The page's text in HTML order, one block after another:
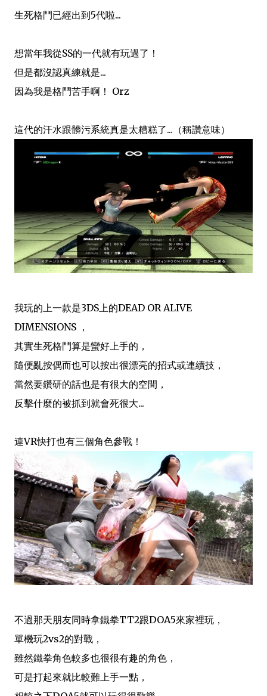
生死格鬥已經出到5代啦...
想當年我從SS的一代就有玩過了！
但是都沒認真練就是...
因為我是格鬥苦手啊！ Orz
這代的汗水跟髒污系統真是太糟糕了...（稱讚意味）
我玩的上一款是3DS上的DEAD OR ALIVE
DIMENSIONS ，
其實生死格鬥算是蠻好上手的，
隨便亂按偶而也可以按出很漂亮的招式或連續技，
當然要鑽研的話也是有很大的空間，
反擊什麼的被抓到就會死很大...
連VR快打也有三個角色參戰！
不過那天朋友同時拿鐵拳TT2跟DOA5來家裡玩，
單機玩2vs2的對戰 ，
雖然鐵拳角色較多也很很有趣的角色，
可是打起來就比較難上手一點，